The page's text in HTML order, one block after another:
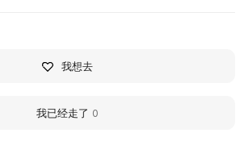
我想去
我已经走了 0